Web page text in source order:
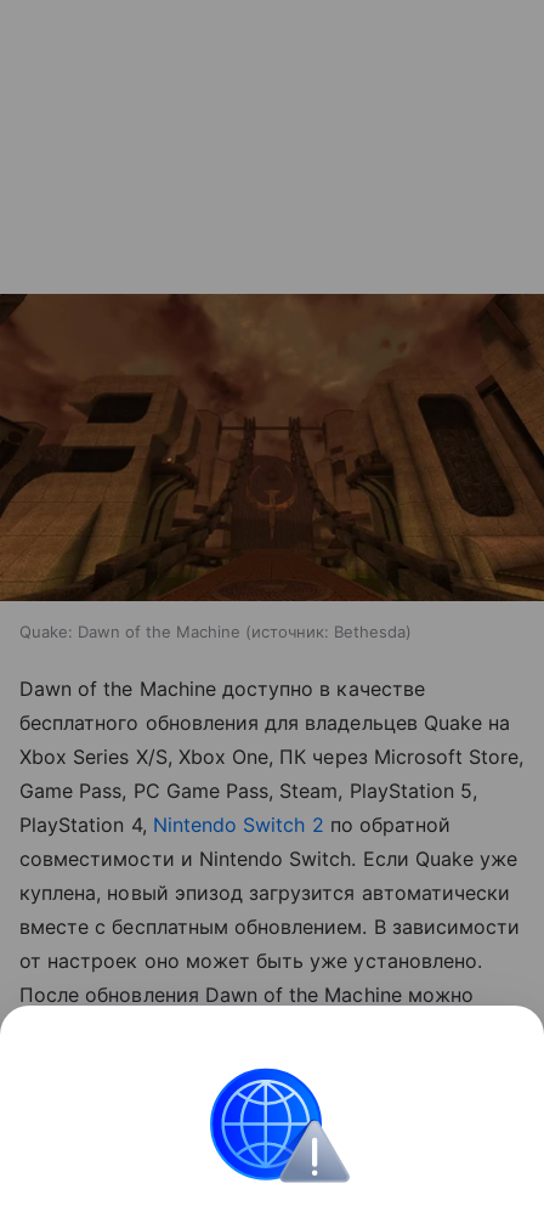
Quake: Dawn of the Machine источник: Bethesda
Dawn of the Machine доступно в качестве
бесплатного обновления для владельцев Quake на
Xbox Series X/S, Xbox One, ПК через Microsoft Store,
Game Pass, PC Game Pass, Steam, PlayStation 5,
PlayStation 4, Nintendo Switch 2 по обратной
совместимости и Nintendo Switch. Если Quake уже
куплена, новый эпизод загрузится автоматически
вместе с бесплатным обновлением. В зависимости
от настроек оно может быть уже установлено.
После обновления Dawn of the Machine можно
кооперативный мультиплеер.